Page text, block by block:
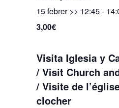
15 febrer >> 12:45-
3,00€
Visita Iglesia y
/ Visit Church
/ Visite de
clocher